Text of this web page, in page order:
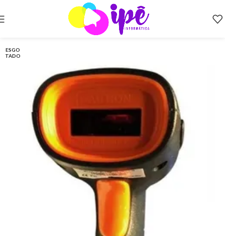
ESGO
TADO